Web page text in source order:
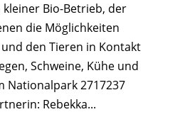
Bio-Betrieb, der
die Möglichkeiten
den Tieren in Kontakt
Schweine, Kühe und
Nationalpark 2717237
Rebekka...